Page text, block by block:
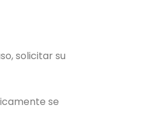
solicitar su
se